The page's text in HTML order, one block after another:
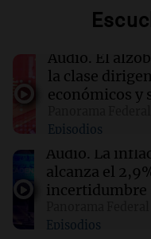
Emily Ceco
15:00 Sociedad
Quiniela
14:51 Mundo
James Harden
desestimación
Audio. El
la clase
económicos y
Episodios
Audio. La
alcanza el
incertidumbre
Episodios